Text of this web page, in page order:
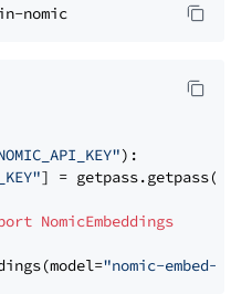
):
] = getpass.getpass(
NomicEmbeddings
"nomic-embed-